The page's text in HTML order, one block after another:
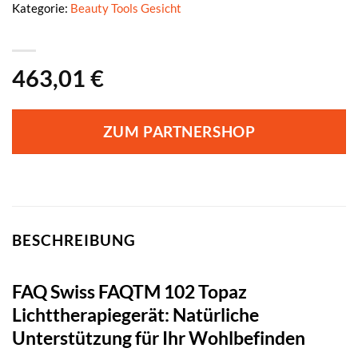
463,01 €
ZUM PARTNERSHOP
Kategorie: Beauty Tools Gesicht
BESCHREIBUNG
FAQ Swiss FAQTM 102 Topaz
Lichttherapiegerät: Natürliche
Unterstützung für Ihr Wohlbefinden